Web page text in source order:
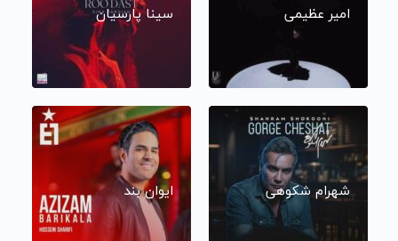
امیر عظیمی سینا پارسیان
شهرام شکوهی ایوان بند